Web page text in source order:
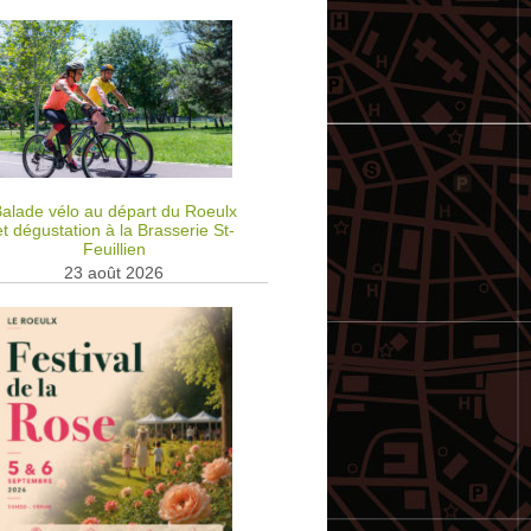
vélo au départ du Roeulx
dégustation à la Brasserie St-
Feuillien
23 août 2026